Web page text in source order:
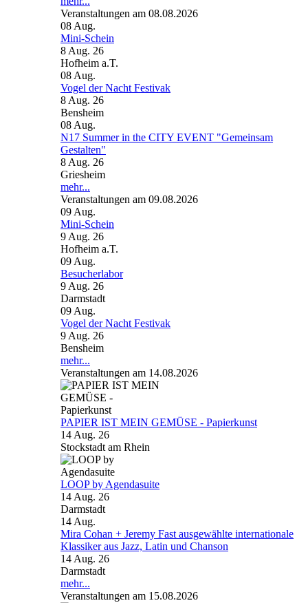
Veranstaltungen am 08.08.2026
08 Aug.
Mini-Schein
8 Aug. 26
Hofheim a.T.
08 Aug.
Vogel der Nacht Festivak
8 Aug. 26
Bensheim
08 Aug.
N17 Summer in the CITY EVENT "Gemeinsam
Gestalten"
8 Aug. 26
Griesheim
mehr...
Veranstaltungen am 09.08.2026
09 Aug.
Mini-Schein
9 Aug. 26
Hofheim a.T.
09 Aug.
Besucherlabor
9 Aug. 26
Darmstadt
09 Aug.
Vogel der Nacht Festivak
9 Aug. 26
Bensheim
mehr...
Veranstaltungen am 14.08.2026
PAPIER IST MEIN GEMÜSE - Papierkunst
14 Aug. 26
Stockstadt am Rhein
LOOP by Agendasuite
14 Aug. 26
Darmstadt
14 Aug.
Mira Cohan + Jeremy Fast ausgewählte internationale
Klassiker aus Jazz, Latin und Chanson
14 Aug. 26
Darmstadt
mehr...
Veranstaltungen am 15.08.2026